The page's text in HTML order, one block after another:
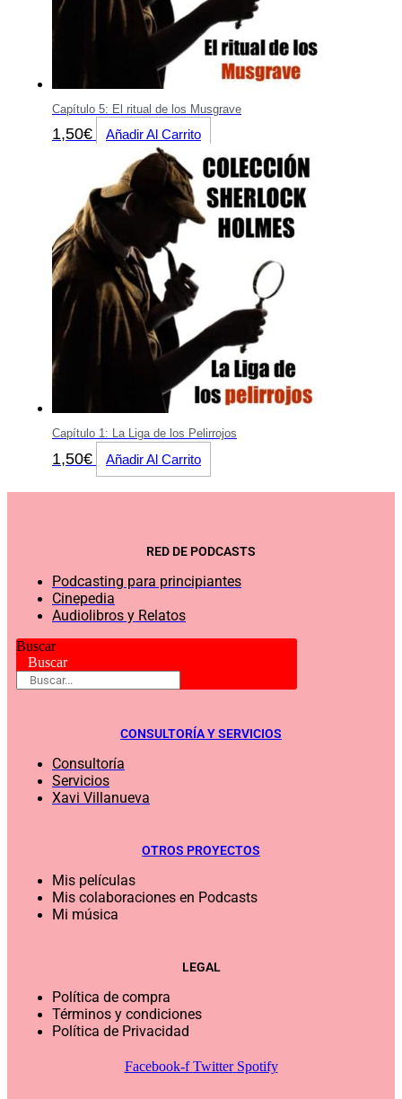
Capítulo 5: El ritual de los Musgrave
1,50€ Añadir Al Carrito
Capítulo 1: La Liga de los Pelirrojos
1,50€ Añadir Al Carrito
RED DE PODCASTS
Podcasting para principiantes
Cinepedia
Audiolibros y Relatos
Buscar
Buscar
CONSULTORÍA Y SERVICIOS
Consultoría
Servicios
Xavi Villanueva
OTROS PROYECTOS
Mis películas
Mis colaboraciones en Podcasts
Mi música
LEGAL
Política de compra
Términos y condiciones
Política de Privacidad
Facebook-f Twitter Spotify